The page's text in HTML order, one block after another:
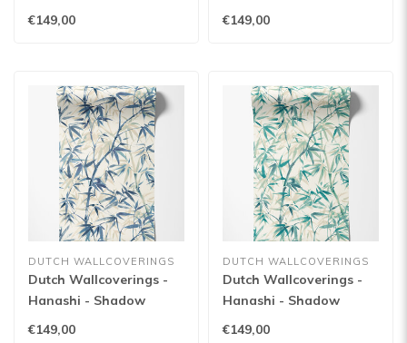
Mimosa Gold -
€149,00
Mix - HAN50123W
€149,00
DUTCH WALLCOVERINGS
Dutch Wallcoverings -
Hanashi - Shadow
Bamboo Sapphire -
€149,00
DUTCH WALLCOVERINGS
Dutch Wallcoverings -
Hanashi - Shadow
Bamboo Peacock -
€149,00